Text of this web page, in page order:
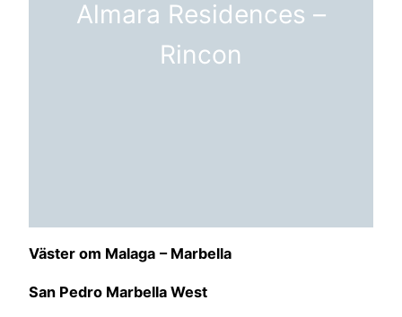
Almara Residences –
Rincon
Väster om Malaga – Marbella
San Pedro Marbella West